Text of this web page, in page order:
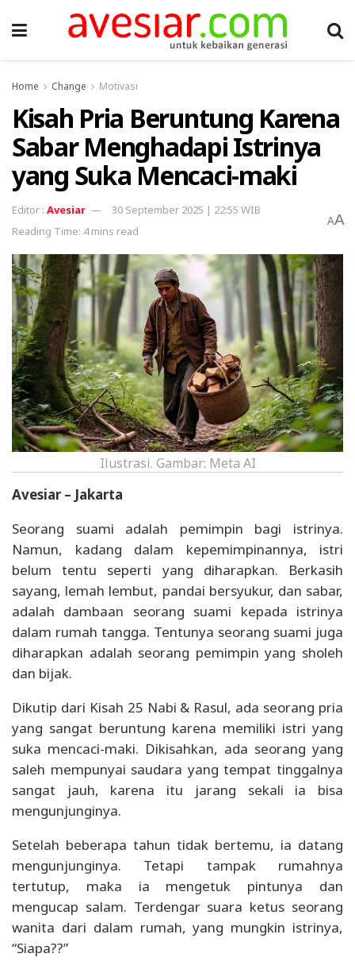
Home Change Motivasi
Kisah Pria Beruntung Karena
Sabar Menghadapi Istrinya
yang Suka Mencaci-maki
Avesiar
30 September 2025 | 22:55 WIB
Reading Time: 4 mins read
AA
Ilustrasi. Gambar: Meta AI
Avesiar – Jakarta
Seorang suami adalah pemimpin bagi istrinya.
Namun, kadang dalam kepemimpinannya, istri
belum tentu seperti yang diharapkan. Berkasih
sayang, lemah lembut, pandai bersyukur, dan sabar,
adalah dambaan seorang suami kepada istrinya
dalam rumah tangga. Tentunya seorang suami juga
diharapkan adalah seorang pemimpin yang sholeh
dan bijak.
Dikutip dari Kisah 25 Nabi & Rasul, ada seorang pria
yang sangat beruntung karena memiliki istri yang
suka mencaci-maki. Dikisahkan, ada seorang yang
saleh mempunyai saudara yang tempat tinggalnya
sangat jauh, karena itu jarang sekali ia bisa
mengunjunginya.
Setelah beberapa tahun tidak bertemu, ia datang
mengunjunginya. Tetapi tampak rumahnya
tertutup, maka ia mengetuk pintunya dan
mengucap salam. Terdengar suara ketus seorang
wanita dari dalam rumah, yang mungkin istrinya,
“Siapa??”